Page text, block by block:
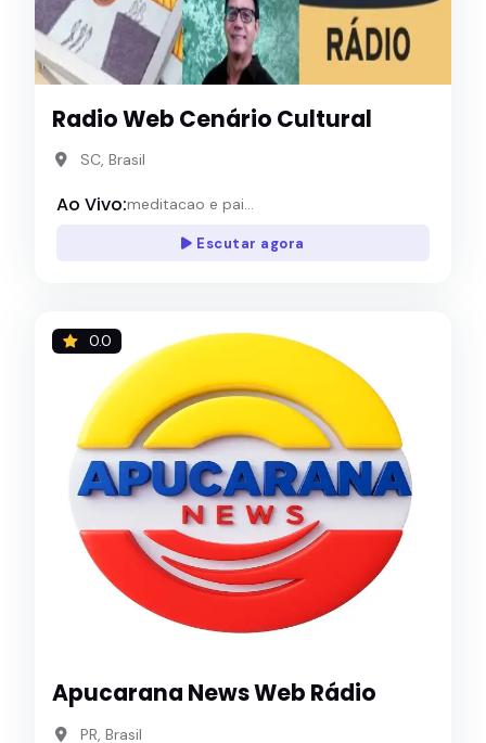
Radio Web Cenário Cultural
SC, Brasil
Ao Vivo:meditacao e pai...
Escutar agora
0.0
Apucarana News Web Rádio
PR, Brasil